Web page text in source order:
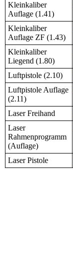
Kleinkaliber
Auflage (1.41)
Kleinkaliber
Auflage ZF (1.43)
Kleinkaliber
Liegend (1.80)
Luftpistole (2.10)
Luftpistole Auflage
(2.11)
Laser Freihand
Laser
Rahmenprogramm
(Auflage)
Laser Pistole